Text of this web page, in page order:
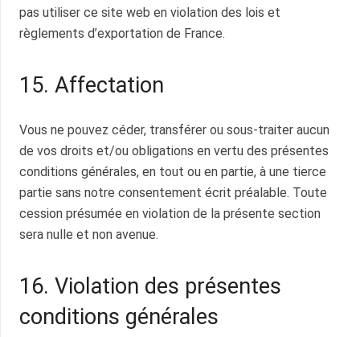
pas utiliser ce site web en violation des lois et
règlements d’exportation de France.
15. Affectation
Vous ne pouvez céder, transférer ou sous-traiter aucun
de vos droits et/ou obligations en vertu des présentes
conditions générales, en tout ou en partie, à une tierce
partie sans notre consentement écrit préalable. Toute
cession présumée en violation de la présente section
sera nulle et non avenue.
16. Violation des présentes
conditions générales